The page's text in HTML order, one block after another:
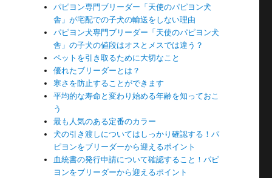
パピヨン専門ブリーダー「天使のパピヨン犬
舎」が宅配での子犬の輸送をしない理由
パピヨン犬専門ブリーダー「天使のパピヨン犬
舎」の子犬の値段はオスとメスでは違う？
ペットを引き取るために大切なこと
優れたブリーダーとは？
寒さを防止することができます
平均的な寿命と変わり始める年齢を知っておこ
う
最も人気のある定番のカラー
犬の引き渡しについてはしっかり確認する！パ
ピヨンをブリーダーから迎えるポイント
血統書の発行申請について確認すること！パピ
ヨンをブリーダーから迎えるポイント